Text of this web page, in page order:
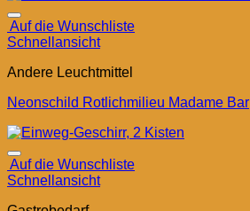
Auf die Wunschliste
Schnellansicht
Andere Leuchtmittel
Neonschild Rotlichmilieu Madame Bar
Auf die Wunschliste
Schnellansicht